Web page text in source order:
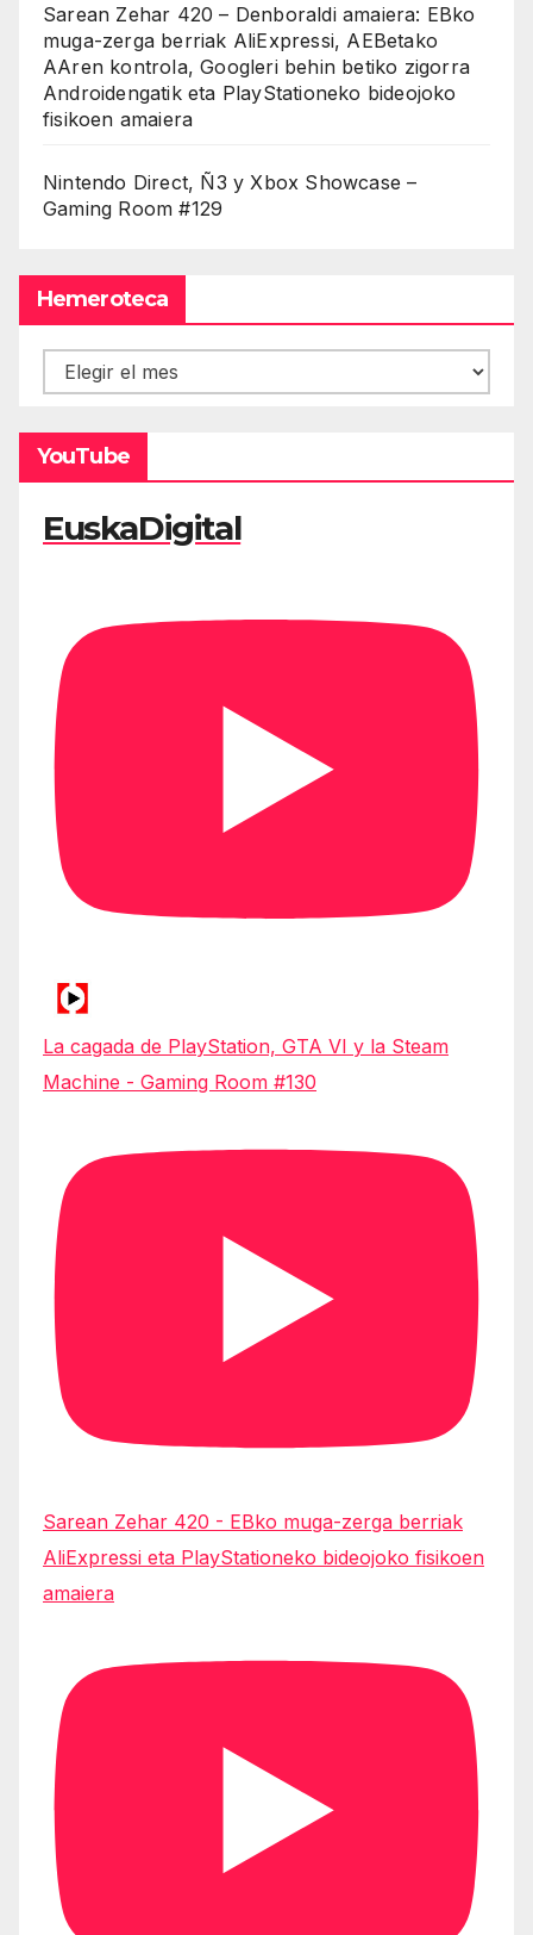
Sarean Zehar 420 – Denboraldi amaiera: EBko
muga-zerga berriak AliExpressi, AEBetako
AAren kontrola, Googleri behin betiko zigorra
Androidengatik eta PlayStationeko bideojoko
fisikoen amaiera
Nintendo Direct, Ñ3 y Xbox Showcase –
Gaming Room #129
Hemeroteca
Hemeroteca
YouTube
EuskaDigital
La cagada de PlayStation, GTA VI y la Steam
Machine - Gaming Room #130
Sarean Zehar 420 - EBko muga-zerga berriak
AliExpressi eta PlayStationeko bideojoko fisikoen
amaiera